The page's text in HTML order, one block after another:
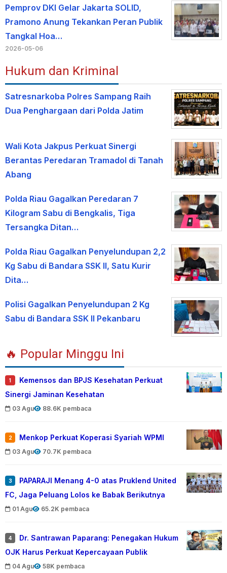
Pemprov DKI Gelar Jakarta SOLID,
Pramono Anung Tekankan Peran Publik
Tangkal Hoa…
2026-05-06
Hukum dan Kriminal
Satresnarkoba Polres Sampang Raih
Dua Penghargaan dari Polda Jatim
Wali Kota Jakpus Perkuat Sinergi
Berantas Peredaran Tramadol di Tanah
Abang
Polda Riau Gagalkan Peredaran 7
Kilogram Sabu di Bengkalis, Tiga
Tersangka Ditan…
Polda Riau Gagalkan Penyelundupan 2,2
Kg Sabu di Bandara SSK II, Satu Kurir
Dita…
Polisi Gagalkan Penyelundupan 2 Kg
Sabu di Bandara SSK II Pekanbaru
🔥 Popular Minggu Ini
1
Kemensos dan BPJS Kesehatan Perkuat
Sinergi Jaminan Kesehatan
03 Agu 88.6K pembaca
2 Menkop Perkuat Koperasi Syariah WPMI
03 Agu 70.7K pembaca
3
PAPARAJI Menang 4-0 atas Pruklend United
FC, Jaga Peluang Lolos ke Babak Berikutnya
01 Agu 65.2K pembaca
4
Dr. Santrawan Paparang: Penegakan Hukum
OJK Harus Perkuat Kepercayaan Publik
04 Agu 58K pembaca